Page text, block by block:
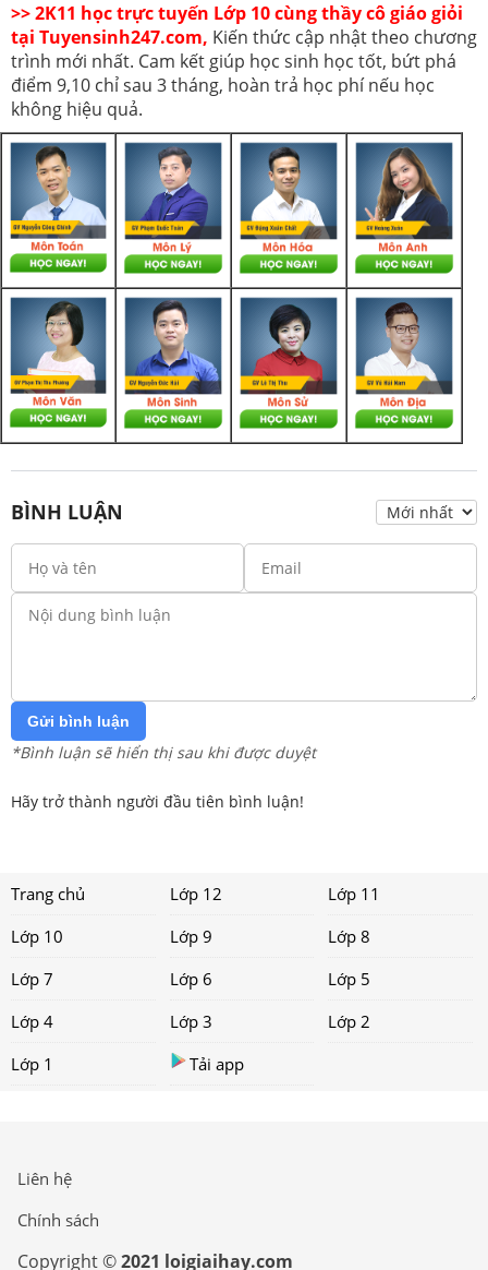
>> 2K11 học trực tuyến Lớp 10 cùng thầy cô giáo giỏi
tại Tuyensinh247.com, Kiến thức cập nhật theo chương
trình mới nhất. Cam kết giúp học sinh học tốt, bứt phá
điểm 9,10 chỉ sau 3 tháng, hoàn trả học phí nếu học
không hiệu quả.
BÌNH LUẬN
Gửi bình luận
*Bình luận sẽ hiển thị sau khi được duyệt
Hãy trở thành người đầu tiên bình luận!
Trang chủ Lớp 12
Lớp 11
Lớp 10
Lớp 9
Lớp 8
Lớp 7
Lớp 6
Lớp 5
Lớp 4
Lớp 3
Lớp 2
Lớp 1
Tải app
Liên hệ
Chính sách
Copyright ©2021 loigiaihay.com